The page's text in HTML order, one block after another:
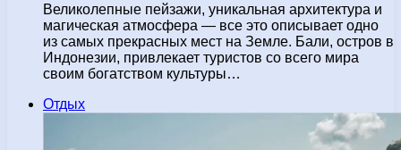
Великолепные пейзажи, уникальная архитектура и
магическая атмосфера — все это описывает одно
из самых прекрасных мест на Земле. Бали, остров в
Индонезии, привлекает туристов со всего мира
своим богатством культуры…
Отдых